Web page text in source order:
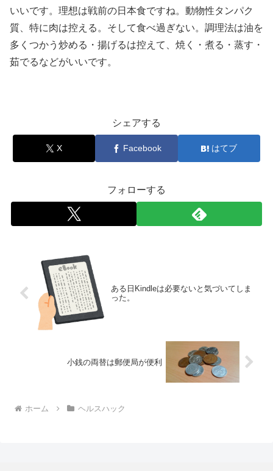
いいです。理想は戦前の日本食ですね。動物性タンパク
質、特に肉は控える。そして食べ過ぎない。調理法は油を
多くつかう炒める・揚げるは控えて、焼く・煮る・蒸す・
茹でるなどがいいです。
シェアする
X Facebook はてブ
フォローする
ある日Kindleは必要ないと気づいてしま
った。
小銭の両替は郵便局が便利
ホーム ヘルスハック